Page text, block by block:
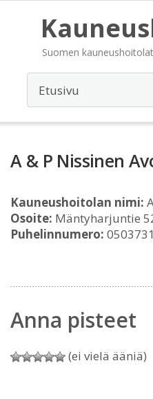
Suomen
A & P Nissinen
Kauneushoitolan nimi:
Osoite: Mäntyharjuntie
Puhelinnumero:
Anna pisteet
(ei vielä ääniä)